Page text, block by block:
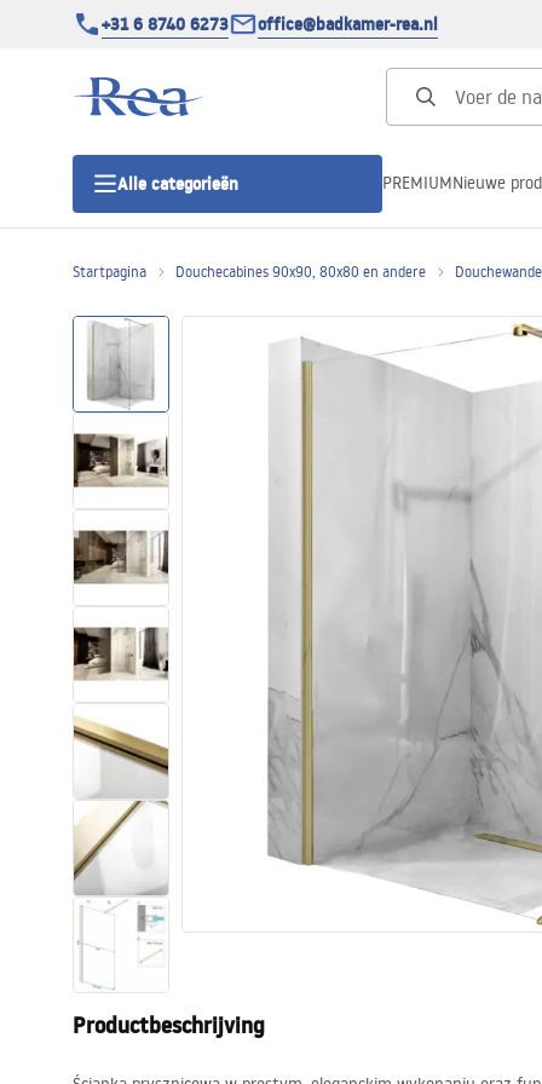
+31 6 8740 6273 office@badkamer-rea.nl
Alle categorieën
Douchebakken
Lineaire Douchegoten
Toiletten
Wastafels
Baden en badwanden
Kranen
Keuken
PREMIUMNieuwe
Startpagina Douchecabines 90x90, 80x80 en andere
Productbeschrijving